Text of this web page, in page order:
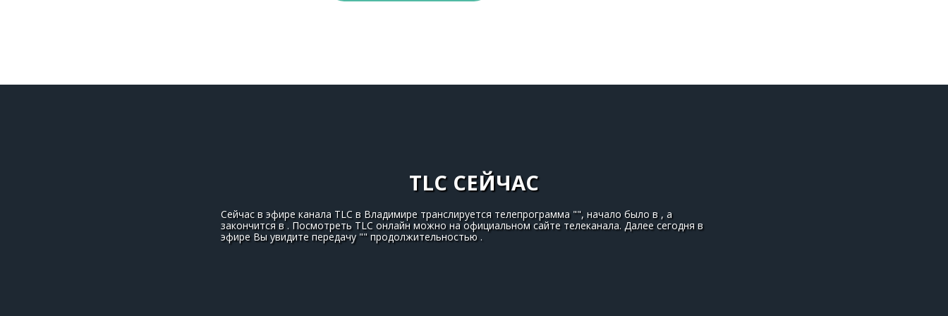
TLC СЕЙЧАС
Сейчас в эфире канала TLC в Владимире транслируется телепрограмма "", начало было в , а
закончится в . Посмотреть TLC онлайн можно на официальном сайте телеканала. Далее сегодня в
эфире Вы увидите передачу "" продолжительностью .